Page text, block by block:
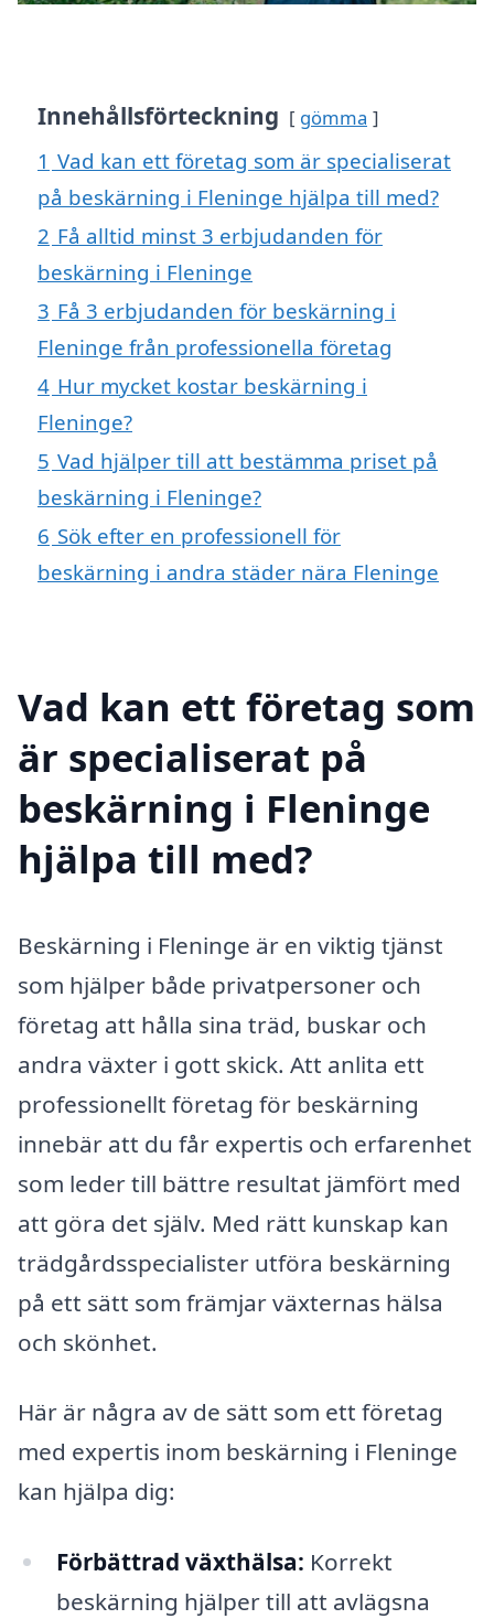
Innehållsförteckning gömma
1 Vad kan ett företag som är specialiserat
på beskärning i Fleninge hjälpa till med?
2 Få alltid minst 3 erbjudanden för
beskärning i Fleninge
3 Få 3 erbjudanden för beskärning i
Fleninge från professionella företag
4 Hur mycket kostar beskärning i
Fleninge?
5 Vad hjälper till att bestämma priset på
beskärning i Fleninge?
6 Sök efter en professionell för
beskärning i andra städer nära Fleninge
Vad kan ett företag som
är specialiserat på
beskärning i Fleninge
hjälpa till med?
Beskärning i Fleninge är en viktig tjänst
som hjälper både privatpersoner och
företag att hålla sina träd, buskar och
andra växter i gott skick. Att anlita ett
professionellt företag för beskärning
innebär att du får expertis och erfarenhet
som leder till bättre resultat jämfört med
att göra det själv. Med rätt kunskap kan
trädgårdsspecialister utföra beskärning
på ett sätt som främjar växternas hälsa
och skönhet.
Här är några av de sätt som ett företag
med expertis inom beskärning i Fleninge
kan hjälpa dig:
Förbättrad växthälsa: Korrekt
beskärning hjälper till att avlägsna